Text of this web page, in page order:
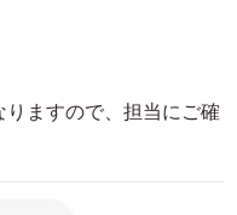
ますので、担当にご確